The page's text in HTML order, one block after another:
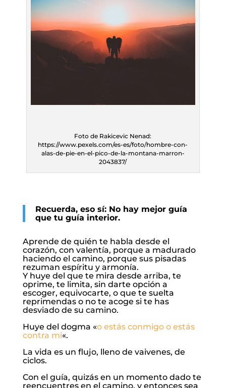
Foto de Rakicevic Nenad:
https://www.pexels.com/es-es/foto/hombre-con-
alas-de-pie-en-el-pico-de-la-montana-marron-
2043837/
Recuerda, eso sí: No hay mejor guía
que tu guía interior.
Aprende de quién te habla desde el
corazón, con valentía, porque a madurado
haciendo el camino, porque sus pisadas
rezuman espíritu y armonía.
Y huye del que te mira desde arriba, te
oprime, te limita, sin darte opción a
escoger, equivocarte, o que te suelta
reprimendas o no te acoge si te has
desviado de su camino.
Huye del dogma «o estás conmigo o estás
contra mi«.
La vida es un flujo, lleno de vaivenes, de
ciclos.
Con el guía, quizás en un momento dado te
reencuentres en el camino, y entonces sea